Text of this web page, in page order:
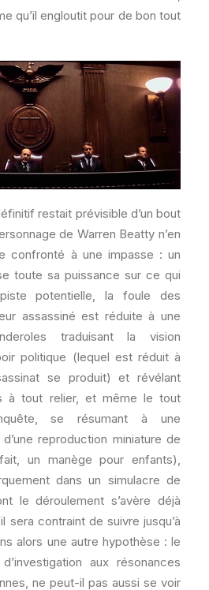
qu’il engloutit pour de bon tout
restait prévisible d’un bout
de Warren Beatty n’en
confronté à une impasse : un
toute sa puissance sur ce qui
potentielle, la foule des
assassiné est réduite à une
traduisant la vision
politique (lequel est réduit à
se produit) et révélant
à tout relier, et même le tout
se résumant à une
reproduction miniature de
un manège pour enfants),
dans un simulacre de
le déroulement s’avère déjà
sera contraint de suivre jusqu’à
alors une autre hypothèse : le
aux résonances
ne peut-il pas aussi se voir